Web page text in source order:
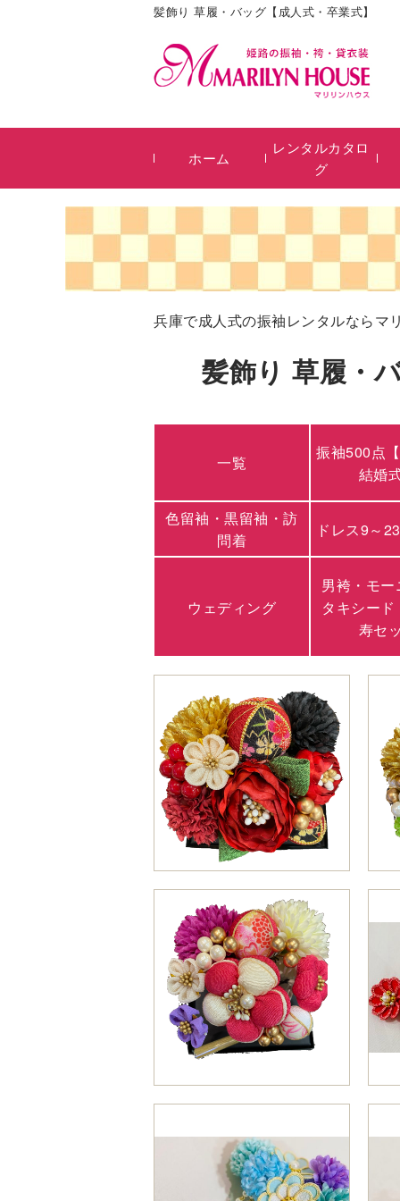
髪飾り 草履・バッグ【成人式・卒業式】
ホーム
レンタルカタロ
グ
兵庫で成人式の振袖レンタルならマ
髪飾り 草履・
一覧
振袖500点
結婚
色留袖・黒留袖・訪
問着
ドレス9～
ウェディング
男袴・モ
タキシー
寿セ